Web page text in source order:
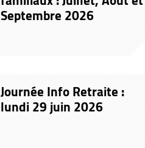
Septembre 2026
Journée Info Retraite :
lundi 29 juin 2026